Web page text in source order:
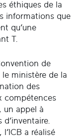
éthiques de la
informations que
qu’une
T.
de
le ministère de la
des
compétences
un appel à
l’ICB a réalisé